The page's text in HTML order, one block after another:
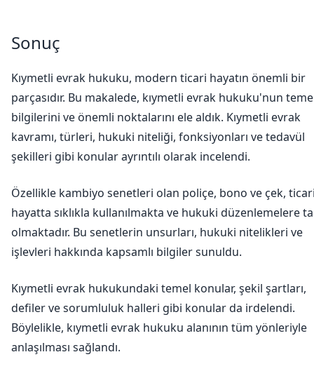
Sonuç
Kıymetli evrak hukuku, modern ticari hayatın önemli bir
parçasıdır. Bu makalede, kıymetli evrak hukuku'nun
bilgilerini ve önemli noktalarını ele aldık. Kıymetli evrak
kavramı, türleri, hukuki niteliği, fonksiyonları ve tedavül
şekilleri gibi konular ayrıntılı olarak incelendi.
Özellikle kambiyo senetleri olan poliçe, bono ve çek,
hayatta sıklıkla kullanılmakta ve hukuki düzenlemelere
olmaktadır. Bu senetlerin unsurları, hukuki nitelikleri ve
işlevleri hakkında kapsamlı bilgiler sunuldu.
Kıymetli evrak hukukundaki temel konular, şekil şartları,
defiler ve sorumluluk halleri gibi konular da irdelendi.
Böylelikle, kıymetli evrak hukuku alanının tüm yönleriyle
anlaşılması sağlandı.